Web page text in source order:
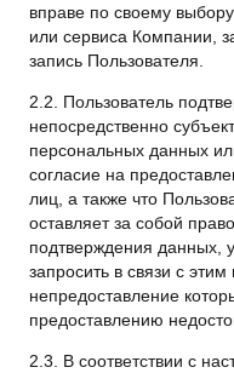
вправе по своему
или сервиса Компании,
запись Пользователя.
2.2. Пользователь
непосредственно
персональных данных
согласие на
лиц, а также что
оставляет за собой
подтверждения данных,
запросить в связи с
непредоставление
предоставлению
2.3. В соответствии с